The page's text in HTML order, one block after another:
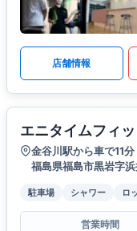
店舗情報
エニタイムフィ
金谷川駅から車で11分
福島県福島市黒岩字
駐車場 シャワー ロ
営業時間